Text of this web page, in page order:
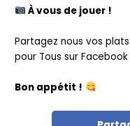
À vous de jouer !
Partagez nous vos
pour Tous sur
Bon appétit !